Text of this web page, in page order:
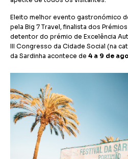
Eleito melhor evento gastronómico
pela Big 7 Travel, finalista dos Prémios
detentor do prémio de Excelência
III Congresso da Cidade Social (na
da Sardinha acontece de 4 a 9 de